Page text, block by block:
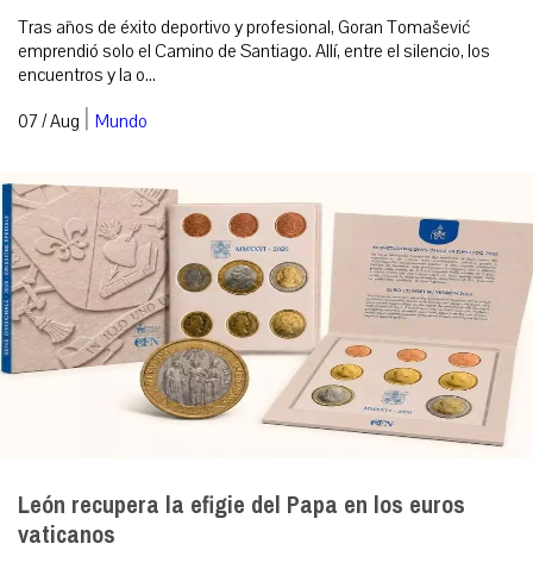
Tras años de éxito deportivo y profesional, Goran Tomašević
emprendió solo el Camino de Santiago. Allí, entre el silencio, los
encuentros y la o...
07 / Aug | Mundo
León recupera la efigie del Papa en los euros
vaticanos